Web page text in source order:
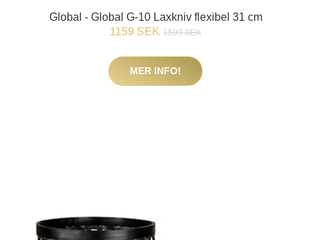
Global - Global G-10 Laxkniv flexibel 31 cm
1159 SEK 1599 SEK
MER INFO!